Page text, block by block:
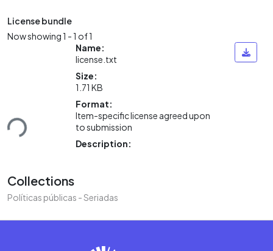
License bundle
Now showing1 - 1 of 1
Loading...
Name:
license.txt
Size:
1.71 KB
Format:
Item-specific license agreed upon
to submission
Description:
Collections
Políticas públicas - Seriadas